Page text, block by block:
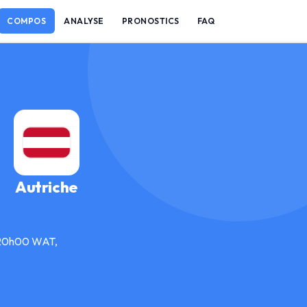
COMPOS ANALYSE PRONOSTICS FAQ
Autriche
WAT,